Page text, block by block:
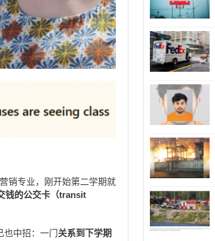
销专业，刚开始第二学期就
钱的公交卡（transit
也中招：一门关系到下学期